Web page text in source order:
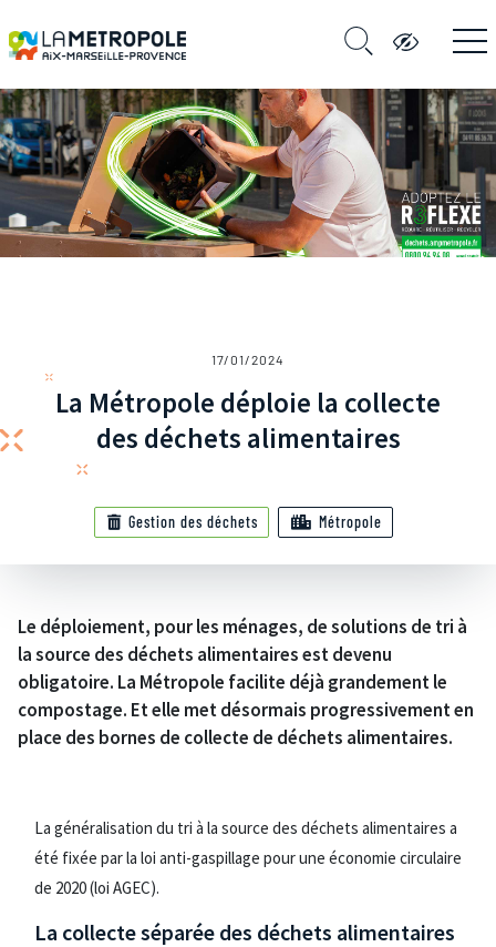
17/01/2024
La Métropole déploie la collecte
des déchets alimentaires
Gestion des déchets Métropole
Le déploiement, pour les ménages, de solutions de tri à
la source des déchets alimentaires est devenu
obligatoire. La Métropole facilite déjà grandement le
compostage. Et elle met désormais progressivement en
place des bornes de collecte de déchets alimentaires.
La généralisation du tri à la source des déchets alimentaires a
été fixée par la loi anti-gaspillage pour une économie circulaire
de 2020 (loi AGEC).
La collecte séparée des déchets alimentaires